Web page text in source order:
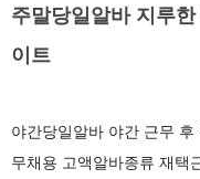
주말당일알바 지루
이트
야간당일알바 야간 근무
무채용 고액알바종류 재택